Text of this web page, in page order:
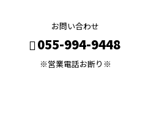
お問い合わせ
055-994-9448
※営業電話お断り※